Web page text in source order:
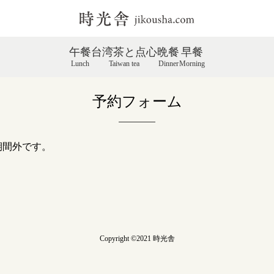
午餐
Lunch
台湾茶と点心
Taiwan tea
晩餐
Dinner
早餐
Morning
予約フォーム
外です。
Copyright ©2021 時光舎